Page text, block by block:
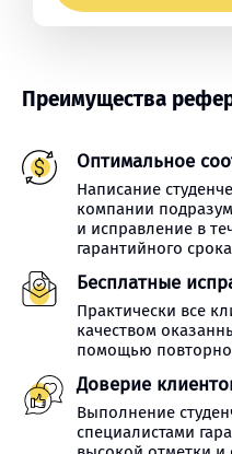
Преимущества
Оптимальное
Написание
компании
и исправление в
гарантийного
Бесплатные
Практически все
качеством
помощью
Доверие
Выполнение
специалистами